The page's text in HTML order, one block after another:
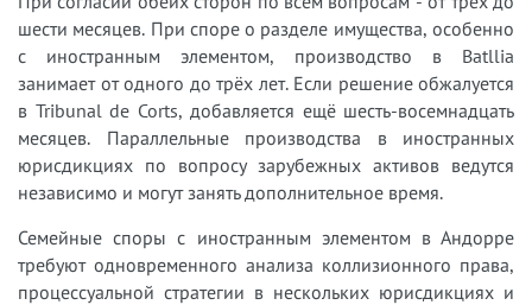
шести месяцев. При споре о разделе имущества, особенно
с иностранным элементом, производство в Batllia
занимает от одного до трёх лет. Если решение обжалуется
в Tribunal de Corts, добавляется ещё шесть-восемнадцать
месяцев. Параллельные производства в иностранных
юрисдикциях по вопросу зарубежных активов ведутся
независимо и могут занять дополнительное время.
Семейные споры с иностранным элементом в Андорре
требуют одновременного анализа коллизионного права,
процессуальной стратегии в нескольких юрисдикциях и